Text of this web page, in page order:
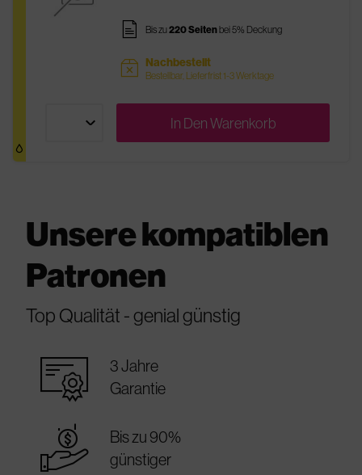
pages Bis zu220 Seitenbei 5% Deckung
sold Nachbestellt
Bestellbar, Lieferfrist 1-3 Werktage
In DenWarenkorb
Unsere kompatiblen
Patronen
Top Qualität - genial günstig
warranty_certificate
3 Jahre
Garantie
best_price
Bis zu 90%
günstiger